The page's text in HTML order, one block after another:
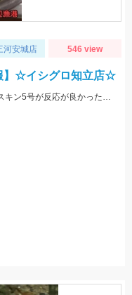
河安城店 546 view
】☆イシグロ知立店☆
サビキ釣りでサバが好調です！漁サビキの白スキン5号が反応が良かったそうです♪